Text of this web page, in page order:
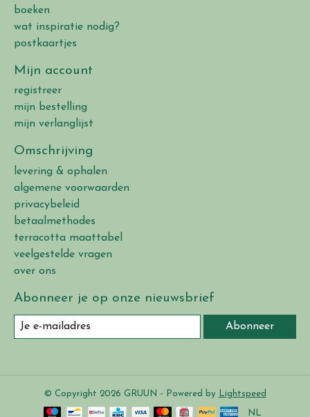
boeken
wat inspiratie nodig?
postkaartjes
Mijn account
registreer
mijn bestelling
mijn verlanglijst
Omschrijving
levering & ophalen
algemene voorwaarden
privacybeleid
betaalmethodes
terracotta maattabel
veelgestelde vragen
over ons
Abonneer je op onze nieuwsbrief
Abonneer
© Copyright 2026 GRUUN - Powered by Lightspeed
NL